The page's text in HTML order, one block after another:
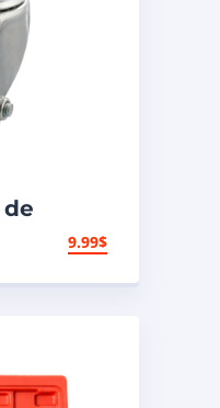
chariot
9.99$